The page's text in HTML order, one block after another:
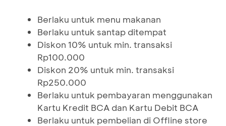
Berlaku untuk menu makanan
Berlaku untuk santap ditempat
Diskon 10% untuk min. transaksi
Rp100.000
Diskon 20% untuk min. transaksi
Rp250.000
Berlaku untuk pembayaran menggunakan
Kartu Kredit BCA dan Kartu Debit BCA
Berlaku untuk pembelian di Offline store